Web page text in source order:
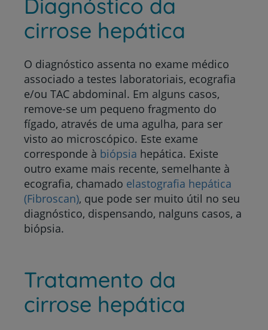
Diagnóstico da
cirrose hepática
O diagnóstico assenta no exame médico
associado a testes laboratoriais, ecografia
e/ou TAC abdominal. Em alguns casos,
remove-se um pequeno fragmento do
fígado, através de uma agulha, para ser
visto ao microscópico. Este exame
corresponde à biópsia hepática. Existe
outro exame mais recente, semelhante à
ecografia, chamado elastografia hepática
(Fibroscan), que pode ser muito útil no seu
diagnóstico, dispensando, nalguns casos, a
biópsia.
Tratamento da
cirrose hepática